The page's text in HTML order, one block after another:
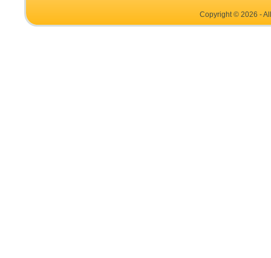
Copyright © 2026 -